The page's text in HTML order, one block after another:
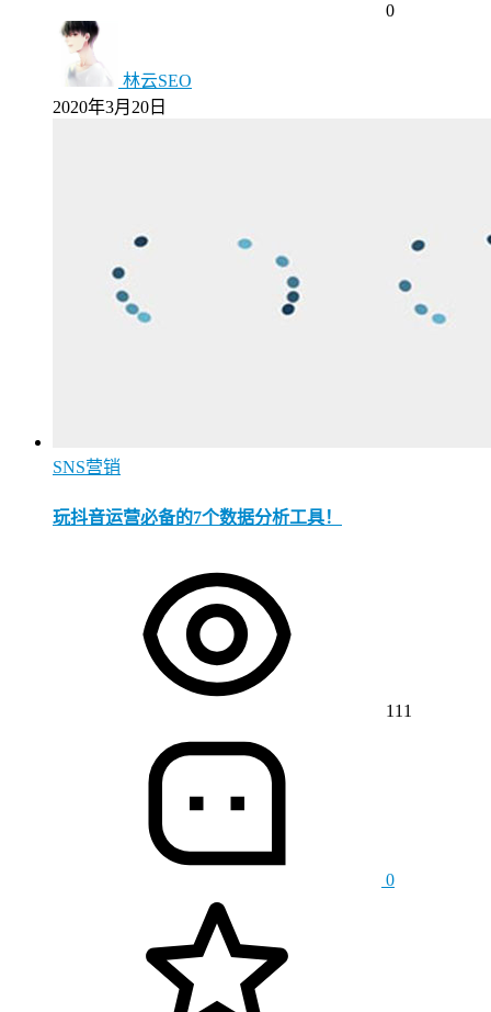
0
林云SEO
2020年3月20日
SNS营销
玩抖音运营必备的7个数据分析工具！
111
0